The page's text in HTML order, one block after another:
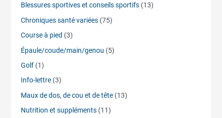
h
f
o
r
Blessures sportives et conseils sportifs (13)
Chroniques santé variées (75)
Course à pied (3)
Épaule/coude/main/genou (5)
Golf (1)
Info-lettre (3)
Maux de dos, de cou et de tête (13)
Nutrition et suppléments (11)